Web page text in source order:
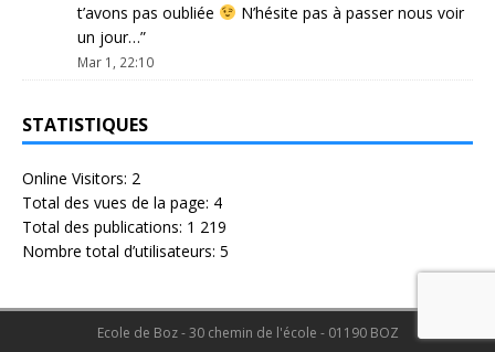
t’avons pas oubliée
N’hésite pas à passer nous voir
un jour…”
Mar 1, 22:10
STATISTIQUES
Online Visitors: 2
Total des vues de la page: 4
Total des publications: 1 219
Nombre total d’utilisateurs: 5
Ecole de Boz - 30 chemin de l'école - 01190 BOZ